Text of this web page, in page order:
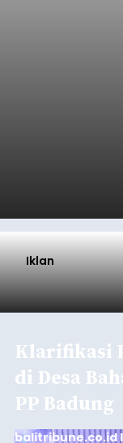
Iklan
Klarifikasi
di Desa
PP Badung
balitribune.co.id